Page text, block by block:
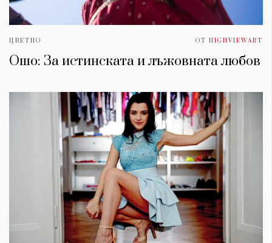
ЦВЕТНО ОТ HIGHVIEWART
Ошо: За истинската и лъжовната любов